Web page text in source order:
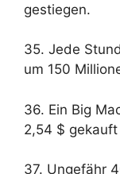
gestiegen.
35. Jede
um 150
36. Ein Big
2,54 $
37. Ungefähr